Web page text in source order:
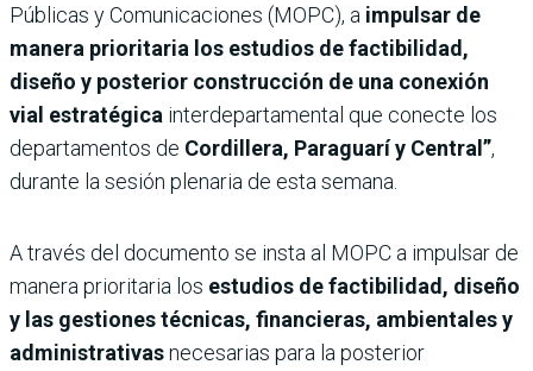
Públicas y Comunicaciones (MOPC), a impulsar de
manera prioritaria los estudios de factibilidad,
diseño y posterior construcción de una conexión
vial estratégica interdepartamental que conecte los
departamentos de Cordillera, Paraguarí y Central”,
durante la sesión plenaria de esta semana.
A través del documento se insta al MOPC a impulsar de
manera prioritaria los estudios de factibilidad, diseño
y las gestiones técnicas, financieras, ambientales y
administrativasnecesarias para la posterior